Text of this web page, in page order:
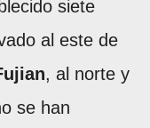
siete
al este de
, al norte y
se han